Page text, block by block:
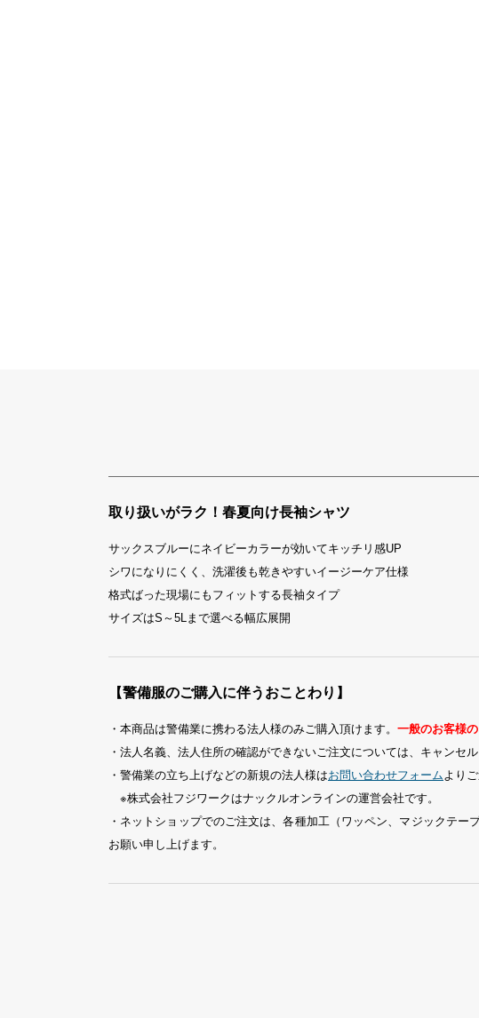
取り扱いがラク！春夏向け長袖シャツ
サックスブルーにネイビーカラーが効いてキッチリ感UP
シワになりにくく、洗濯後も乾きやすいイージーケア仕様
格式ばった現場にもフィットする長袖タイプ
サイズはS～5Lまで選べる幅広展開
【警備服のご購入に伴うおことわり】
・本商品は警備業に携わる法人様のみご購入頂けます。 一般のお客様
・法人名義、法人住所の確認ができないご注文については、キャンセ
・警備業の立ち上げなどの新規の法人様はお問い合わせフォームより
※株式会社フジワークはナックルオンラインの運営会社です。
・ネットショップでのご注文は、各種加工（ワッペン、マジックテ
お願い申し上げます。